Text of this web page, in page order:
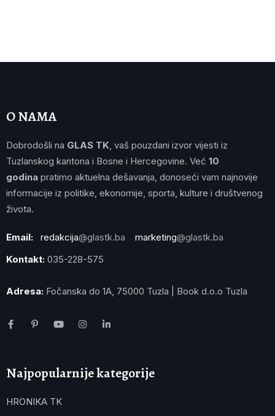
O NAMA
Dobrodošli na GLAS TK , vaš pouzdani izvor vijesti iz
Tuzlanskog kantona i Bosne i Hercegovine. Već 10
godina pratimo aktuelna dešavanja, donoseći vam najnovije
informacije iz politike, ekonomije, sporta, kulture i društvenog
života.
Email: redakcija@glastk.ba marketing@glastk.ba
Kontakt: 035-228-575
Adresa: Fočanska do 1A, 75000 Tuzla | Book d.o.o Tuzla
Najpopularnije kategorije
HRONIKA TK